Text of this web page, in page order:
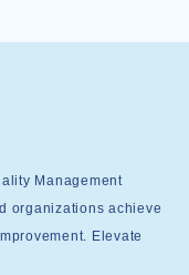
Management
organizations achieve
Elevate